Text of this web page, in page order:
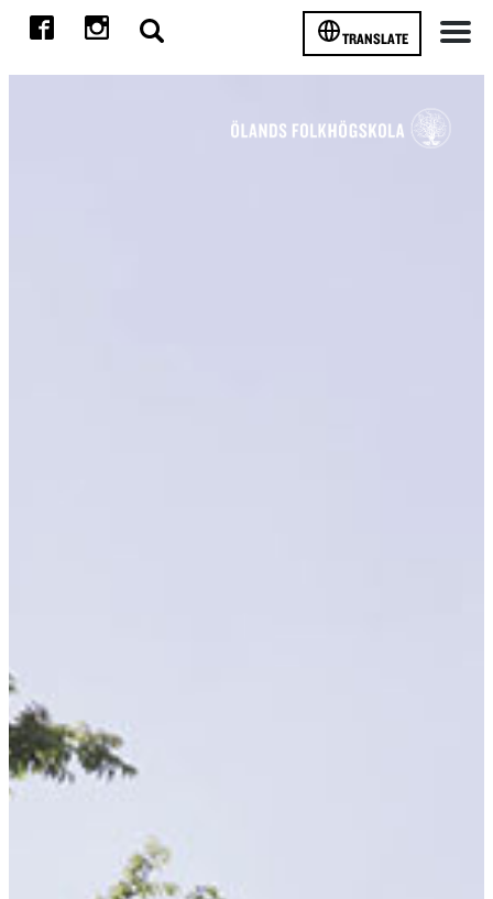
TRANSLATE